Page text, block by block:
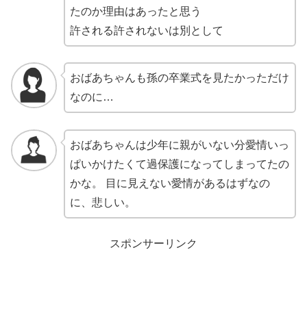
たのか理由はあったと思う
許される許されないは別として
おばあちゃんも孫の卒業式を見たかっただけ
なのに…
おばあちゃんは少年に親がいない分愛情いっ
ぱいかけたくて過保護になってしまってたの
かな。 目に見えない愛情があるはずなの
に、悲しい。
スポンサーリンク